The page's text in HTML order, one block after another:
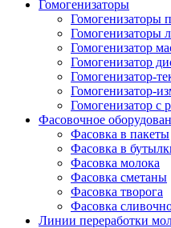
Гомогенизаторы
Гомогенизаторы
Гомогенизаторы
Гомогенизатор
Гомогенизатор
Гомогенизатор-
Гомогенизатор-
Гомогенизатор с
Фасовочное
Фасовка в пакеты
Фасовка в
Фасовка молока
Фасовка сметаны
Фасовка творога
Фасовка
Линии переработки